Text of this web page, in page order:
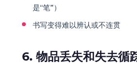
是“笔”）
书写变得难以辨认或不连贯
6. 物品丢失和失去循